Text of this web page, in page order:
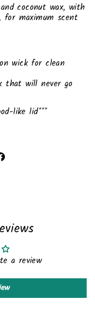
coconut wax, with
maximum scent
wick for clean
that will never go
like lid***
a review